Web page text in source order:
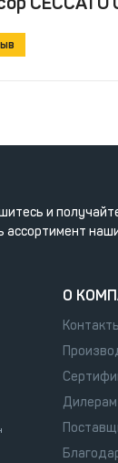
и
ассортимент
О
Дилерам